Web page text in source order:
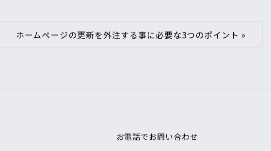
ホームページの更新を外注する事に必要な3つのポイント »
お電話でお問い合わせ